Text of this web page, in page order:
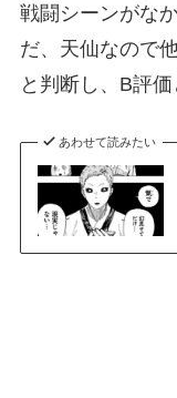
戦闘シーンがな
だ、天仙なので
と判断し、B評価
あわせて読みたい